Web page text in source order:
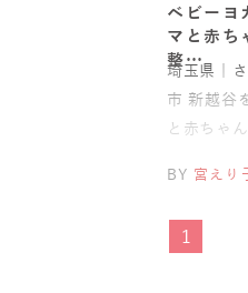
ベビーヨ
マと赤ち
整…
埼玉県｜
市 新越谷
と赤ちゃ
と赤ちゃん
BY 宮えり
1